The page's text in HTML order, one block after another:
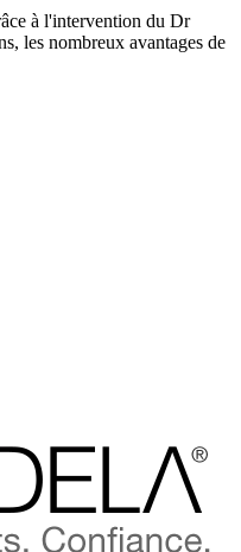
à l'intervention du Dr
les nombreux avantages de